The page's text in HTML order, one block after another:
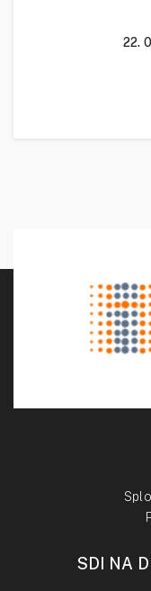
22.
SDI NA